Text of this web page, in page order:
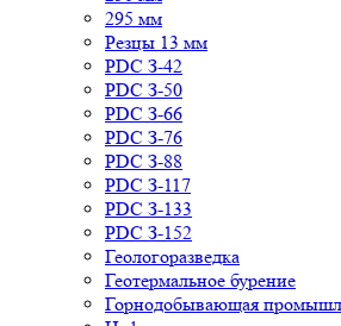
295 мм
Резцы 13 мм
PDC З-42
PDC З-50
PDC З-66
PDC З-76
PDC З-88
PDC З-117
PDC З-133
PDC З-152
Геологоразведка
Геотермальное бурение
Горнодобывающая